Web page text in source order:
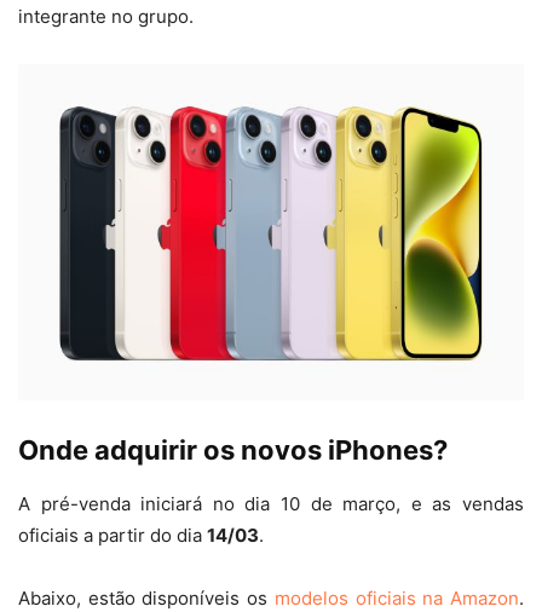
integrante no grupo.
Onde adquirir os novos iPhones?
A pré-venda iniciará no dia 10 de março, e as vendas
oficiais a partir do dia 14/03.
Abaixo, estão disponíveis os modelos oficiais na Amazon.